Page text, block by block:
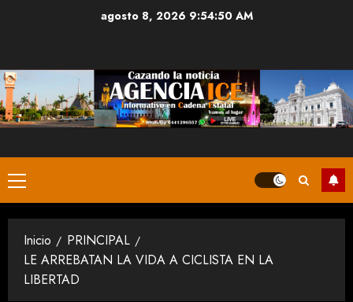
agosto 8, 2026 9:54:50 AM
Menú
principal
Inicio
PRINCIPAL
LE ARREBATAN LA VIDA A CICLISTA EN LA
LIBERTAD